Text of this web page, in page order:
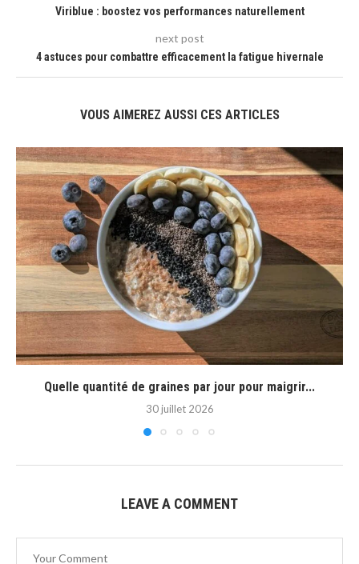
Viriblue : boostez vos performances naturellement
next post
4 astuces pour combattre efficacement la fatigue hivernale
VOUS AIMEREZ AUSSI CES ARTICLES
Quelle quantité de graines par jour pour maigrir...
30 juillet 2026
LEAVE A COMMENT